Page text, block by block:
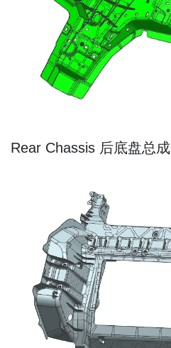
Rear Chassis 后底盘总成